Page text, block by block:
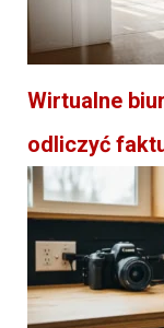
Wirtualne
odliczyć